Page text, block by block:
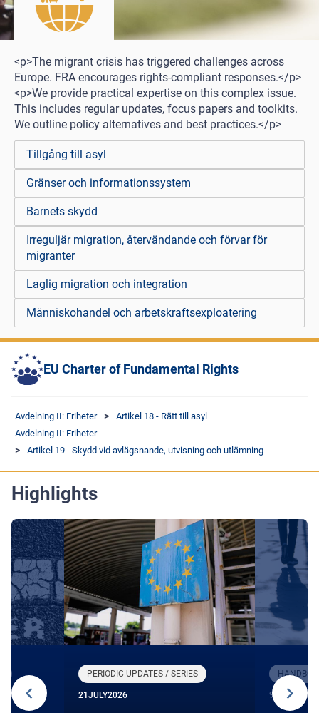
<p>The migrant crisis has triggered challenges across
Europe. FRA encourages rights-compliant responses.</p>
<p>We provide practical expertise on this complex issue.
This includes regular updates, focus papers and toolkits.
We outline policy alternatives and best practices.</p>
Tillgång till asyl
Gränser och informationssystem
Barnets skydd
Irreguljär migration, återvändande och förvar för
migranter
Laglig migration och integration
Människohandel och arbetskraftsexploatering
EU Charter of Fundamental Rights
Avdelning II: Friheter
Artikel 18 - Rätt till asyl
Avdelning II: Friheter
Artikel 19 - Skydd vid avlägsnande, utvisning och utlämning
Highlights
PERIODIC UPDATES / SERIES
21 JULY2026 9 JUNE 2026